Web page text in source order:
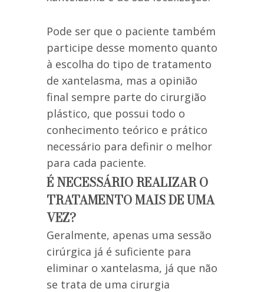
Pode ser que o paciente também
participe desse momento quanto
à escolha do tipo de tratamento
de xantelasma, mas a opinião
final sempre parte do cirurgião
plástico, que possui todo o
conhecimento teórico e prático
necessário para definir o melhor
para cada paciente.
É NECESSÁRIO REALIZAR O
TRATAMENTO MAIS DE UMA
VEZ?
Geralmente, apenas uma sessão
cirúrgica já é suficiente para
eliminar o xantelasma, já que não
se trata de uma cirurgia